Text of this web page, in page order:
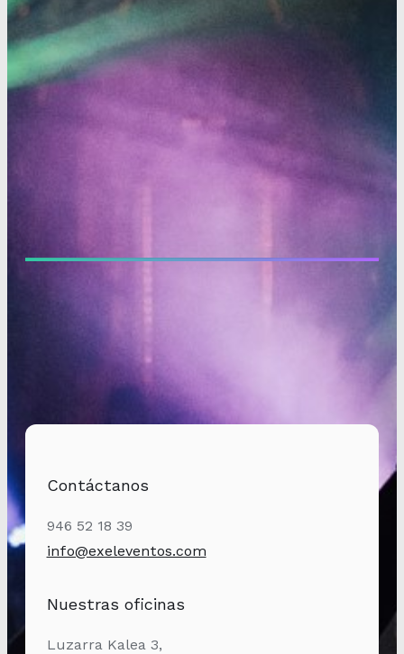
Contáctanos
946 52 18 39
info@exeleventos.com
Nuestras oficinas
Luzarra Kalea 3,